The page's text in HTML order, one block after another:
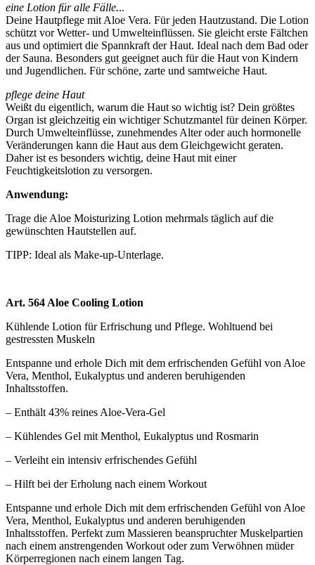
eine Lotion für alle Fälle...
Deine Hautpflege mit Aloe Vera. Für jeden Hautzustand. Die Lotion
schützt vor Wetter- und Umwelteinflüssen. Sie gleicht erste Fältchen
aus und optimiert die Spannkraft der Haut. Ideal nach dem Bad oder
der Sauna. Besonders gut geeignet auch für die Haut von Kindern
und Jugendlichen. Für schöne, zarte und samtweiche Haut.
pflege deine Haut
Weißt du eigentlich, warum die Haut so wichtig ist? Dein größtes
Organ ist gleichzeitig ein wichtiger Schutzmantel für deinen Körper.
Durch Umwelteinflüsse, zunehmendes Alter oder auch hormonelle
Veränderungen kann die Haut aus dem Gleichgewicht geraten.
Daher ist es besonders wichtig, deine Haut mit einer
Feuchtigkeitslotion zu versorgen.
Anwendung:
Trage die Aloe Moisturizing Lotion mehrmals täglich auf die
gewünschten Hautstellen auf.
TIPP: Ideal als Make-up-Unterlage.
Art. 564 Aloe Cooling Lotion
Kühlende Lotion für Erfrischung und Pflege. Wohltuend bei
gestressten Muskeln
Entspanne und erhole Dich mit dem erfrischenden Gefühl von Aloe
Vera, Menthol, Eukalyptus und anderen beruhigenden
Inhaltsstoffen.
– Enthält 43% reines Aloe-Vera-Gel
– Kühlendes Gel mit Menthol, Eukalyptus und Rosmarin
– Verleiht ein intensiv erfrischendes Gefühl
– Hilft bei der Erholung nach einem Workout
Entspanne und erhole Dich mit dem erfrischenden Gefühl von Aloe
Vera, Menthol, Eukalyptus und anderen beruhigenden
Inhaltsstoffen. Perfekt zum Massieren beanspruchter Muskelpartien
nach einem anstrengenden Workout oder zum Verwöhnen müder
Körperregionen nach einem langen Tag.